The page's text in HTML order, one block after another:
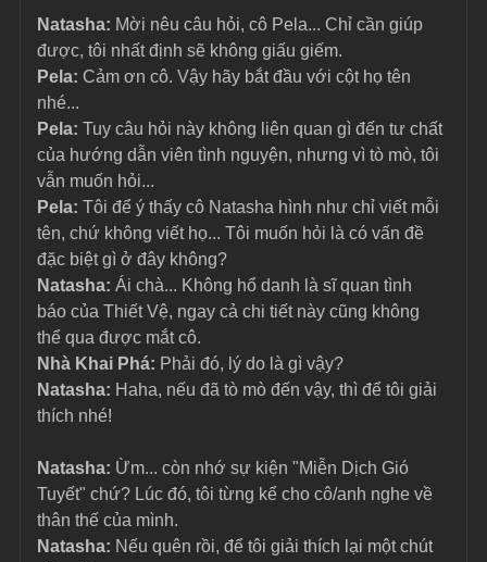
Natasha: Mời nêu câu hỏi, cô Pela... Chỉ cần giúp
được, tôi nhất định sẽ không giấu giếm.
Pela: Cảm ơn cô. Vậy hãy bắt đầu với cột họ tên
nhé...
Pela: Tuy câu hỏi này không liên quan gì đến tư chất
của hướng dẫn viên tình nguyện, nhưng vì tò mò, tôi
vẫn muốn hỏi...
Pela: Tôi để ý thấy cô Natasha hình như chỉ viết mỗi
tên, chứ không viết họ... Tôi muốn hỏi là có vấn đề
đặc biệt gì ở đây không?
Natasha: Ái chà... Không hổ danh là sĩ quan tình
báo của Thiết Vệ, ngay cả chi tiết này cũng không
thể qua được mắt cô.
Nhà Khai Phá: Phải đó, lý do là gì vậy?
Natasha: Haha, nếu đã tò mò đến vậy, thì để tôi giải
thích nhé!
Natasha: Ừm... còn nhớ sự kiện "Miễn Dịch Gió
Tuyết" chứ? Lúc đó, tôi từng kể cho cô/anh nghe về
thân thế của mình.
Natasha: Nếu quên rồi, để tôi giải thích lại một chút